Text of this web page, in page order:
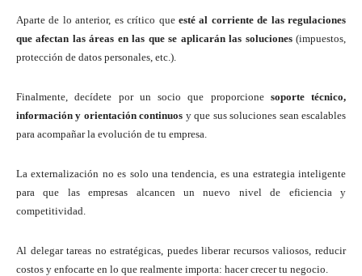
Aparte de lo anterior, es crítico que esté al corriente de las regulaciones
que afectan las áreas en las que se aplicarán las soluciones(impuestos,
protección de datos personales, etc.).
Finalmente, decídete por un socio que proporcione soporte técnico,
información y orientación continuos y que sus soluciones sean escalables
para acompañar la evolución de tu empresa.
La externalización no es solo una tendencia, es una estrategia inteligente
para que las empresas alcancen un nuevo nivel de eficiencia y
competitividad.
Al delegar tareas no estratégicas, puedes liberar recursos valiosos, reducir
costos y enfocarte en lo que realmente importa: hacer crecer tu negocio.